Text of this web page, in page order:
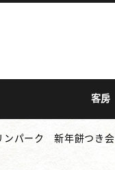
客房
ンパーク 新年餅つき会